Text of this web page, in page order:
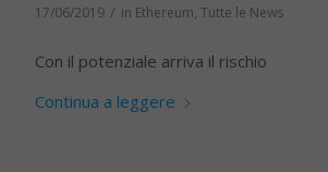
17/06/2019 / in Ethereum,Tutte le News
Con il potenziale arriva il rischio
Continua a leggere